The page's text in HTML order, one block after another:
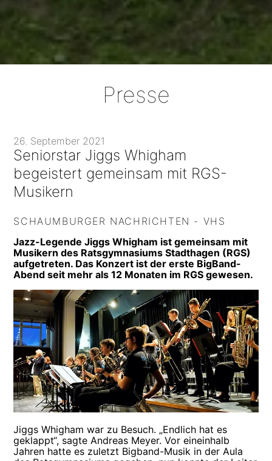
Presse
26. September 2021
Seniorstar Jiggs Whigham
begeistert gemeinsam mit RGS-
Musikern
SCHAUMBURGER NACHRICHTEN - VHS
Jazz-Legende Jiggs Whigham ist gemeinsam mit
Musikern des Ratsgymnasiums Stadthagen (RGS)
aufgetreten. Das Konzert ist der erste BigBand-
Abend seit mehr als 12 Monaten im RGS gewesen.
Jiggs Whigham war zu Besuch. „Endlich hat es
geklappt“, sagte Andreas Meyer. Vor eineinhalb
Jahren hatte es zuletzt Bigband-Musik in der Aula